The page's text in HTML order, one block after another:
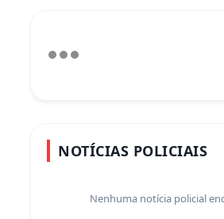
NOTÍCIAS POLICIAIS
Nenhuma notícia policial